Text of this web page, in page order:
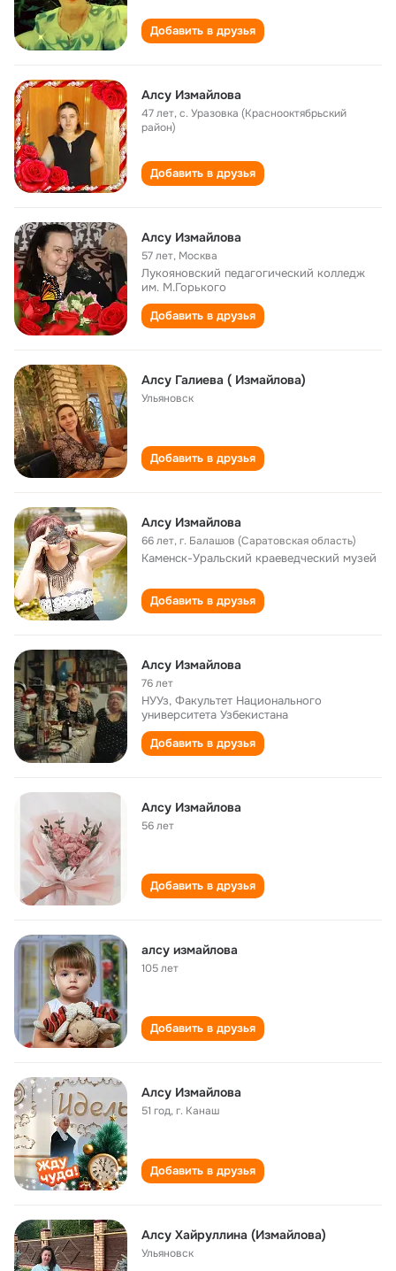
Добавить в друзья
Алсу Измайлова
47 лет,с. Уразовка (Краснооктябрьский
район)
Добавить в друзья
Алсу Измайлова
57 лет, Москва
Лукояновский педагогический колледж
им. М.Горького
Добавить в друзья
Алсу Галиева ( Измайлова)
Ульяновск
Добавить в друзья
Алсу Измайлова
66 лет,г. Балашов (Саратовская область)
Каменск-Уральский краеведческий музей
Добавить в друзья
Алсу Измайлова
76 лет
НУУз, Факультет Национального
университета Узбекистана
Добавить в друзья
Алсу Измайлова
56 лет
Добавить в друзья
алсу измайлова
105 лет
Добавить в друзья
Алсу Измайлова
51 год,г. Канаш
Добавить в друзья
Алсу Хайруллина (Измайлова)
Ульяновск